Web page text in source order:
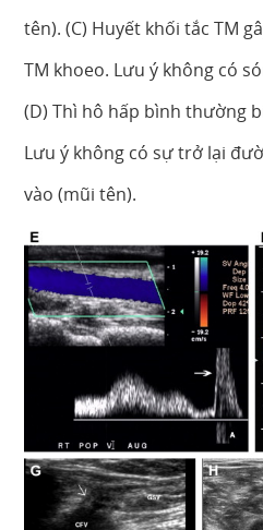
tên). (C) Huyết khối tắc TM
TM khoeo. Lưu ý không có
(D) Thì hô hấp bình thường
Lưu ý không có sự trở lại
vào (mũi tên).